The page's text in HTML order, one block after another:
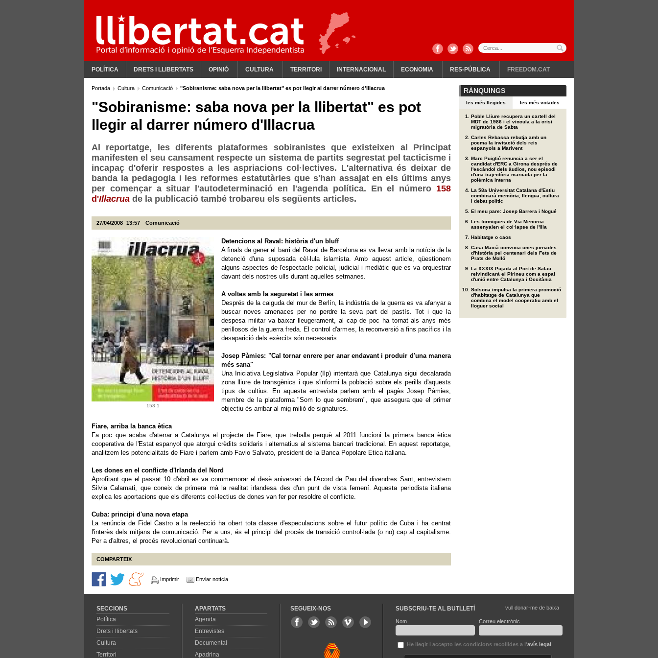
POLÍTICA DRETS I LLIBERTATS OPINIÓ CULTURA TERRITORI INTERNACIONAL ECONOMIA RES-PÚBLICA FREEDOM.CAT
Portada Cultura Comunicació "Sobiranisme: saba nova per la llibertat" es pot llegir al darrer número d'Illacrua
"Sobiranisme: saba nova per la llibertat" es pot
llegir al darrer número d'Illacrua
Al reportatge, les diferents plataformes sobiranistes que existeixen al Principat
manifesten el seu cansament respecte un sistema de partits segrestat pel tacticisme i
incapaç d'oferir respostes a les aspriacions col·lectives. L'alternativa és deixar de
banda la pedagogia i les reformes estatutàries que s'han assajat en els últims anys
per començar a situar l'autodeterminació en l'agenda política. En el número 158
d'Illacrua de la publicació també trobareu els següents articles.
27/04/2008 13:57 Comunicació
158 1
Detencions al Raval: història d'un bluff
A finals de gener el barri del Raval de Barcelona es va llevar amb la notícia de la
detenció d'una suposada cèl·lula islamista. Amb aquest article, qüestionem
alguns aspectes de l'espectacle policial, judicial i mediàtic que es va orquestrar
davant dels nostres ulls durant aquelles setmanes.
A voltes amb la seguretat i les armes
Després de la caiguda del mur de Berlín, la indústria de la guerra es va afanyar a
buscar noves amenaces per no perdre la seva part del pastís. Tot i que la
despesa militar va baixar lleugerament, al cap de poc ha tornat als anys més
perillosos de la guerra freda. El control d'armes, la reconversió a fins pacífics i la
desaparició dels exèrcits són necessaris.
Josep Pàmies: "Cal tornar enrere per anar endavant i produir d'una manera
més sana"
Una Iniciativa Legislativa Popular (Ilp) intentarà que Catalunya sigui decalarada
zona lliure de transgènics i que s'informi la població sobre els perills d'aquests
tipus de cultius. En aquesta entrevista parlem amb el pagès Josep Pàmies,
membre de la plataforma "Som lo que sembrem", que assegura que el primer
objectiu és arribar al mig milió de signatures.
Fiare, arriba la banca ètica
Fa poc que acaba d'aterrar a Catalunya el projecte de Fiare, que treballa perquè al 2011 funcioni la primera banca ètica
cooperativa de l'Estat espanyol que atorgui crèdits solidaris i alternatius al sistema bancari tradicional. En aquest reportatge,
analitzem les potencialitats de Fiare i parlem amb Favio Salvato, president de la Banca Popolare Etica italiana.
Les dones en el conflicte d'Irlanda del Nord
Aprofitant que el passat 10 d'abril es va commemorar el desè aniversari de l'Acord de Pau del divendres Sant, entrevistem
Silvia Calamati, que coneix de primera mà la realitat irlandesa des d'un punt de vista femení. Aquesta periodista italiana
explica les aportacions que els diferents col·lectius de dones van fer per resoldre el conflicte.
Cuba: principi d'una nova etapa
La renúncia de Fidel Castro a la reelecció ha obert tota classe d'especulacions sobre el futur polític de Cuba i ha centrat
l'interès dels mitjans de comunicació. Per a uns, és el principi del procés de transició control·lada (o no) cap al capitalisme.
Per a d'altres, el procés revolucionari continuarà.
COMPARTEIX
Imprimir Enviar notícia
RÀNQUINGS
les més llegides les més votades
Poble Lliure recupera un cartell del
MDT de 1986 i el vincula a la crisi
migratòria de Sabta
Carles Rebassa rebutja amb un
poema la invitació dels reis
espanyols a Marivent
Marc Puigtió renuncia a ser el
candidat d'ERC a Girona després de
l'escàndol dels àudios, nou episodi
d'una trajectòria marcada per la
polèmica interna
La 58a Universitat Catalana d'Estiu
combinarà memòria, llengua, cultura
i debat polític
El meu pare: Josep Barrera i Nogué
Les formigues de Via Menorca
assenyalen el col·lapse de l'illa
Habitatge o caos
Casa Macià convoca unes jornades
d'història pel centenari dels Fets de
Prats de Molló
La XXXIX Pujada al Port de Salau
reivindicarà el Pirineu com a espai
d'unió entre Catalunya i Occitània
Solsona impulsa la primera promoció
d'habitatge de Catalunya que
combina el model cooperatiu amb el
lloguer social
SECCIONS
Política
Drets i llibertats
Cultura
Territori
APARTATS
Agenda
Entrevistes
Documental
Apadrina
SEGUEIX-NOS SUBSCRIU-TE AL BUTLLETÍ
Nom Correu electrònic
He llegit i accepto les condicions recollides a l'avís legal
vull donar-me de baixa